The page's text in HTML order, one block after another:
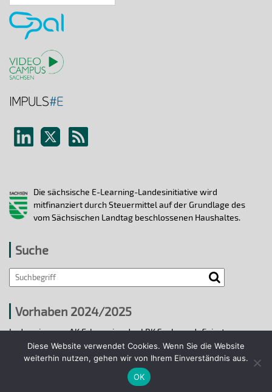
Archiv
Die sächsische E-Learning-Landesinitiative wird
mitfinanziert durch Steuermittel auf der Grundlage des
vom Sächsischen Landtag beschlossenen Haushaltes.
Suche
Vorhaben 2024/2025
In den vier vom AK E-Learning der LRK Sachsen definierten
strategischen Handlungsfeldern 2024/25 wurden bis 31.12.2025
ausgewählte E-Learning-Hochschulvorhaben durchgeführt.
Diese Website verwendet Cookies. Wenn Sie die Website
weiterhin nutzen, gehen wir von Ihrem Einverständnis aus.
OK